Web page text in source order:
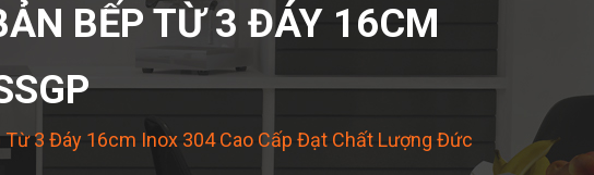
BẾP TỪ 3 ĐÁY 16CM
3 Đáy 16cm Inox 304 Cao Cấp Đạt Chất Lượng Đức